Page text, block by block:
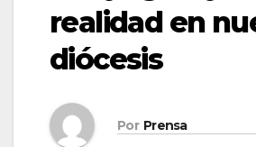
realidad en
diócesis
Por Prensa